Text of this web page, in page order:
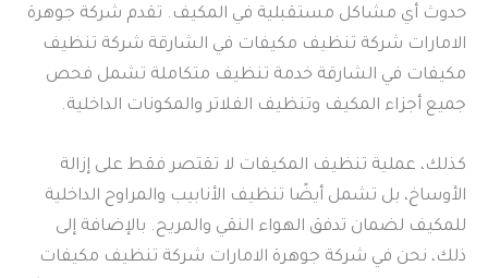
حدوث أي مشاكل مستقبلية في المكيف. تقدم شركة جوهرة
الامارات شركة تنظيف مكيفات في الشارقة شركة تنظيف
مكيفات في الشارقة خدمة تنظيف متكاملة تشمل فحص
جميع أجزاء المكيف وتنظيف الفلاتر والمكونات الداخلية.
كذلك، عملية تنظيف المكيفات لا تقتصر فقط على إزالة
الأوساخ، بل تشمل أيضًا تنظيف الأنابيب والمراوح الداخلية
للمكيف لضمان تدفق الهواء النقي والمريح. بالإضافة إلى
ذلك، نحن في شركة جوهرة الامارات شركة تنظيف مكيفات